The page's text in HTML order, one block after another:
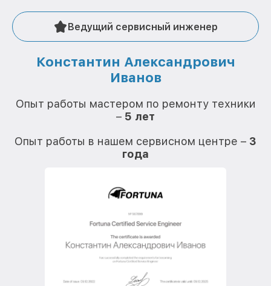
Ведущий сервисный инженер
Константин Александрович
Иванов
Опыт работы мастером по ремонту техники
– 5 лет
Опыт работы в нашем сервисном центре – 3
года